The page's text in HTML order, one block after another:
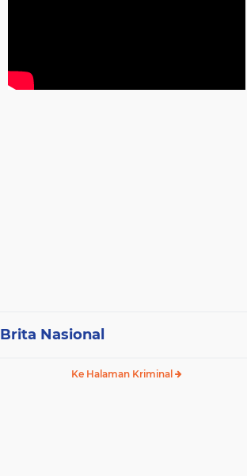
Brita Nasional
Ke Halaman Kriminal